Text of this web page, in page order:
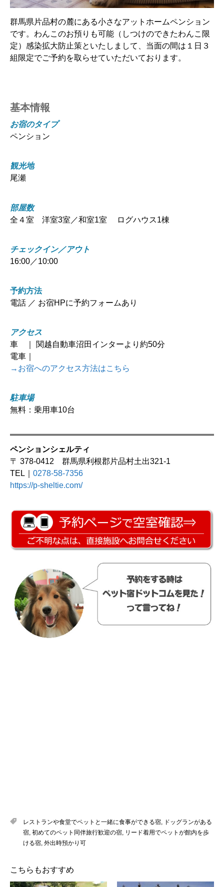
群馬県片品村の麓にある小さなアットホームペンション
です。わんこのお預りも可能（しつけのできたわんこ限
定）感染拡大防止策といたしまして、当面の間は１日３
組限定でご予約を取らせていただいております。
基本情報
お宿のタイプ
ペンション
観光地
尾瀬
部屋数
全４室 洋室3室／和室1室 ログハウス1棟
チェックイン／アウト
16:00／10:00
予約方法
電話 ／ お宿HPに予約フォームあり
アクセス
車 ｜ 関越自動車沼田インターより約50分
電車｜
→お宿へのアクセス方法はこちら
駐車場
無料：乗用車10台
ペンションシェルティ
〒 378-0412 群馬県利根郡片品村土出321-1
TEL｜ 0278-58-7356
https://p-sheltie.com/
レストランや食堂でペットと一緒に食事ができる宿, ドッグランがある
宿, 初めてのペット同伴旅行歓迎の宿, リード着用でペットが館内を歩
ける宿, 外出時預かり可
こちらもおすすめ